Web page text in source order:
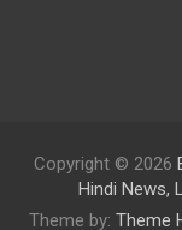
Copyright © 2026
Hindi News,
Theme by: Theme